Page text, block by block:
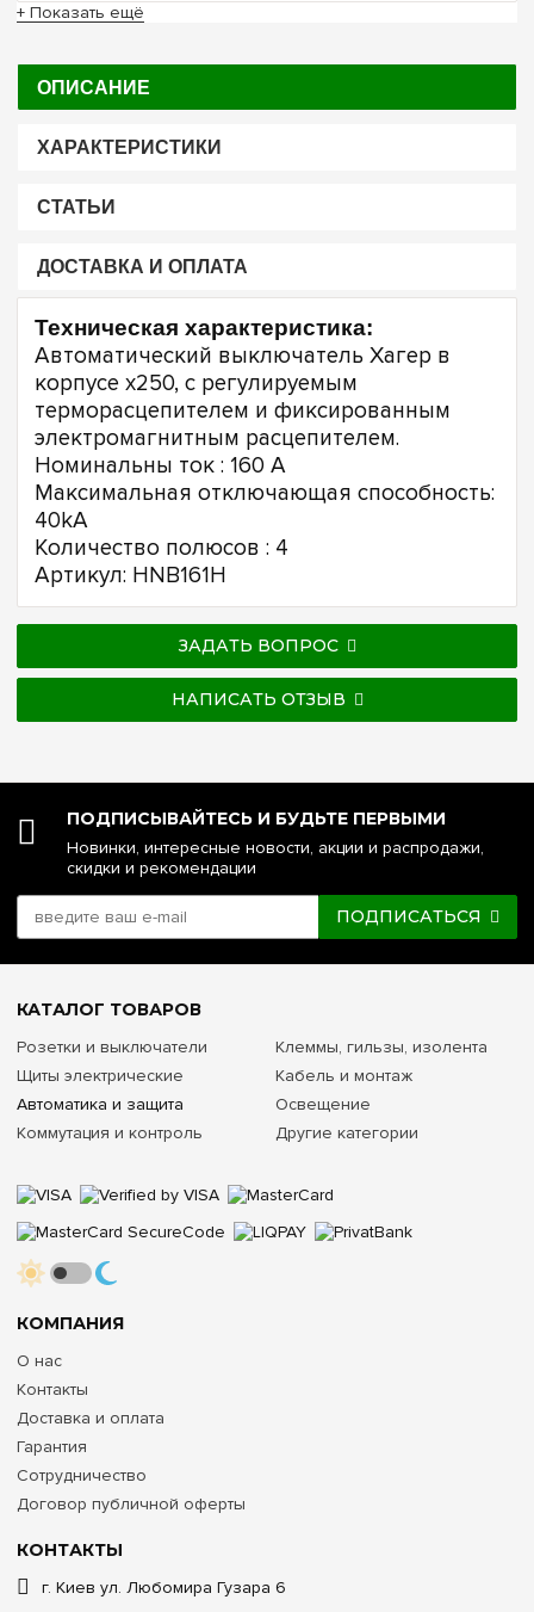
+ Показать ещё
ОПИСАНИЕ
ХАРАКТЕРИСТИКИ
СТАТЬИ
ДОСТАВКА И ОПЛАТА
Техническая характеристика:
Автоматический выключатель Хагер в
корпусе x250, с регулируемым
терморасцепителем и фиксированным
электромагнитным расцепителем.
Номинальны ток : 160 А
Максимальная отключающая способность:
40kA
Количество полюсов : 4
Артикул: HNB161H
ЗАДАТЬ ВОПРОС
НАПИСАТЬ ОТЗЫВ
ПОДПИСЫВАЙТЕСЬ И БУДЬТЕ ПЕРВЫМИ
Новинки, интересные новости, акции и распродажи,
скидки и рекомендации
ПОДПИСАТЬСЯ
КОНТАКТЫ
г. Киев ул. Любомира Гузара 6
КОМПАНИЯ
О нас
Контакты
Доставка и оплата
Гарантия
Сотрудничество
Договор публичной оферты
КАТАЛОГ ТОВАРОВ
Розетки и выключатели
Щиты электрические
Автоматика и защита
Коммутация и контроль
Клеммы, гильзы, изолента
Кабель и монтаж
Освещение
Другие категории